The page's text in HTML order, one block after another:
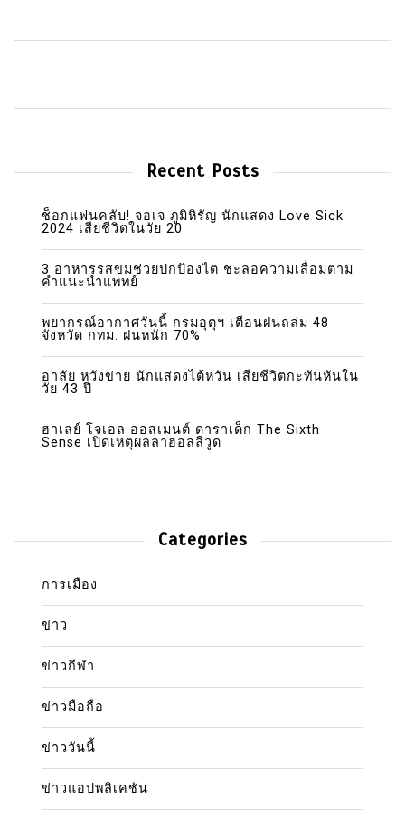
Recent Posts
ช็อกแฟนคลับ! จอเจ ภูมิหิรัญ นักแสดง Love Sick
2024 เสียชีวิตในวัย 20
3 อาหารรสขมช่วยปกป้องไต ชะลอความเสื่อมตาม
คำแนะนำแพทย์
พยากรณ์อากาศวันนี้ กรมอุตุฯ เตือนฝนถล่ม 48
จังหวัด กทม. ฝนหนัก 70%
อาลัย หวังข่าย นักแสดงไต้หวัน เสียชีวิตกะทันหันใน
วัย 43 ปี
ฮาเลย์ โจเอล ออสเมนต์ ดาราเด็ก The Sixth
Sense เปิดเหตุผลลาฮอลลีวูด
Categories
การเมือง
ข่าว
ข่าวกีฬา
ข่าวมือถือ
ข่าววันนี้
ข่าวแอปพลิเคชัน